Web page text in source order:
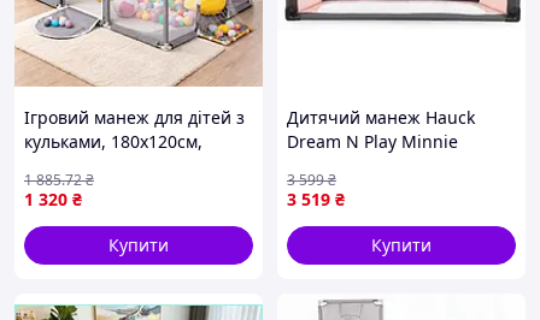
Ігровий манеж для дітей з
кульками, 180х120см,
баскетбольним кільцем /
Манеж-ігровий майданчик
1 320 ₴
1 885.72₴
Купити
Дитячий манеж Hauck
Dream N Play Minnie
(60136-5)
3 519 ₴
3 599₴
Купити